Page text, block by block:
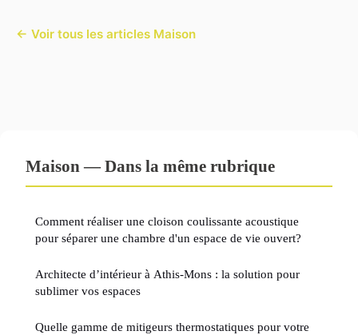
← Voir tous les articles Maison
Maison — Dans la même rubrique
Comment réaliser une cloison coulissante acoustique
pour séparer une chambre d'un espace de vie ouvert?
Architecte d’intérieur à Athis-Mons : la solution pour
sublimer vos espaces
Quelle gamme de mitigeurs thermostatiques pour votre